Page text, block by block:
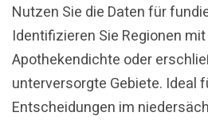
Nutzen Sie die Daten für
Identifizieren Sie Regionen
Apothekendichte oder
unterversorgte Gebiete. Ideal
Entscheidungen im